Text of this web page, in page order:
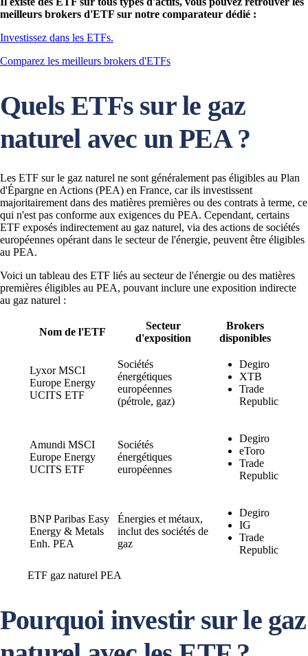
meilleurs brokers d'ETF sur notre comparateur dédié :
Investissez dans les ETFs.
Comparez les meilleurs brokers d'ETFs
Quels ETFs sur le gaz
naturel avec un PEA ?
Les ETF sur le gaz naturel ne sont généralement pas éligibles au Plan
d'Épargne en Actions (PEA) en France, car ils investissent
majoritairement dans des matières premières ou des contrats à terme, ce
qui n'est pas conforme aux exigences du PEA. Cependant, certains
ETF exposés indirectement au gaz naturel, via des actions de sociétés
européennes opérant dans le secteur de l'énergie, peuvent être éligibles
au PEA.
Voici un tableau des ETF liés au secteur de l'énergie ou des matières
premières éligibles au PEA, pouvant inclure une exposition indirecte
au gaz naturel :
Nom de l'ETF
Secteur
d'exposition
Brokers
disponibles
Lyxor MSCI
Europe Energy
UCITS ETF
Sociétés
énergétiques
européennes
(pétrole, gaz)
Degiro
XTB
Trade
Republic
Amundi MSCI
Europe Energy
UCITS ETF
Sociétés
énergétiques
européennes
Degiro
eToro
Trade
Republic
BNP Paribas Easy
Energy & Metals
Enh. PEA
Énergies et métaux,
inclut des sociétés de
gaz
Degiro
IG
Trade
Republic
ETF gaz naturel PEA
Pourquoi investir sur le gaz